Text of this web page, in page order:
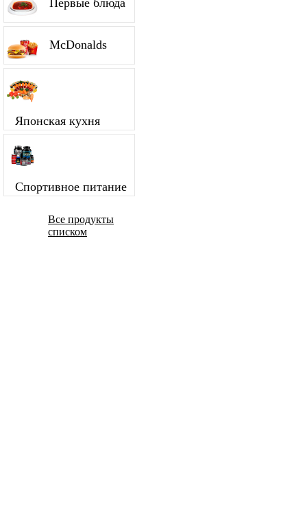
Первые блюда
McDonalds
Японская кухня
Спортивное питание
Все продукты
списком